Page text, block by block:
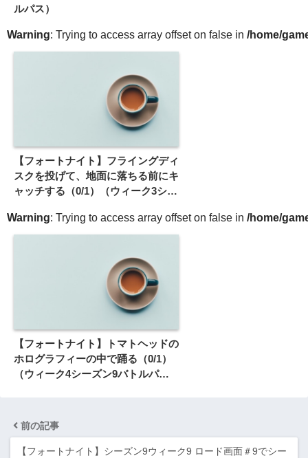
ルパス）
Warning: Trying to access array offset on false in /home/
【フォートナイト】フライングディ
スクを投げて、地面に落ちる前にキ
ャッチする（0/1）（ウィーク3シー
Warning: Trying to access array offset on false in /home/
【フォートナイト】トマトヘッドの
ホログラフィーの中で踊る（0/1）
（ウィーク4シーズン9バトルパス
前の記事
【フォートナイト】シーズン9ウィーク9 ロード画面＃9でシー